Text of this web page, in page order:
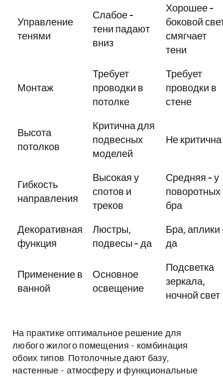
Управление
тенями
Слабое -
тени падают
вниз
Хорошее -
боковой
смягчает
тени
Монтаж
Требует
проводки в
потолке
Требует
проводки в
стене
Высота
потолков
Критична для
подвесных
моделей
Не критична
Гибкость
направления
Высокая у
спотов и
треков
Средняя - у
поворотных
бра
Декоративная
функция
Люстры,
подвесы - да
Бра, аплики
да
Применение в
ванной
Основное
освещение
Подсветка
зеркала,
ночной свет
На практике оптимальное решение для
любого жилого помещения - комбинация
обоих типов. Потолочные дают базу,
настенные - атмосферу и функциональные